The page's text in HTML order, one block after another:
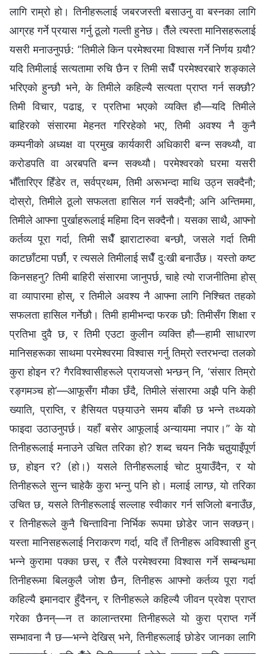
लागि राम्रो हो। तिनीहरूलाई जबरजस्ती बसाउनु वा बस्नका लागि
आग्रह गर्ने प्रयास गर्नु ठूलो गल्ती हुनेछ। तैँले त्यस्ता मानिसहरूलाई
यसरी मनाउनुपर्छ: “तिमीले किन परमेश्‍वरमा विश्‍वास गर्ने निर्णय गर्‍यौ?
यदि तिमीलाई सत्यतामा रुचि छैन र तिमी सधैँ परमेश्‍वरबारे शङ्काले
भरिएको हुन्छौ भने, के तिमीले कहिल्यै सत्यता प्राप्त गर्न सक्छौ?
तिमी विचार, पढाइ, र प्रतिभा भएको व्यक्ति हौ—यदि तिमीले
बाहिरको संसारमा मेहनत गरिरहेको भए, तिमी अवश्य नै कुनै
कम्पनीको अध्यक्ष वा प्रमुख कार्यकारी अधिकारी बन्न सक्थ्यौ, वा
करोडपति वा अरबपति बन्न सक्थ्यौ। परमेश्‍वरको घरमा यसरी
भौँतारिएर हिँडेर त, सर्वप्रथम, तिमी अरूभन्दा माथि उठ्न सक्दैनौ;
दोस्रो, तिमीले ठूलो सफलता हासिल गर्न सक्दैनौ; अनि अन्तिममा,
तिमीले आफ्ना पुर्खाहरूलाई महिमा दिन सक्दैनौ। यसका साथै, आफ्नो
कर्तव्य पूरा गर्दा, तिमी सधैँ झाराटारुवा बन्छौ, जसले गर्दा तिमी
काटछाँटमा पर्छौ, र त्यसले तिमीलाई सधैँ दुःखी बनाउँछ। यस्तो कष्ट
किनसहनु? तिमी बाहिरी संसारमा जानुपर्छ, चाहे त्यो राजनीतिमा होस्
वा व्यापारमा होस्, र तिमीले अवश्य नै आफ्ना लागि निश्चित तहको
सफलता हासिल गर्नेछौ। तिमी हामीभन्दा फरक छौ: तिमीसँग शिक्षा र
प्रतिभा दुवै छ, र तिमी एउटा कुलीन व्यक्ति हौ—हामी साधारण
मानिसहरूका साथमा परमेश्‍वरमा विश्‍वास गर्नु तिम्रो स्तरभन्दा तलको
कुरा होइन र? गैरविश्‍वासीहरूले प्रायजसो भन्छन् नि, ‘संसार तिम्रो
रङ्गमञ्च हो’—आफूसँग मौका छँदै, तिमीले संसारमा अझै पनि केही
ख्याति, प्राप्ति, र हैसियत पछ्याउने समय बाँकी छ भन्ने तथ्यको
फाइदा उठाउनुपर्छ। यहाँ बसेर आफूलाई अन्यायमा नपार।” के यो
तिनीहरूलाई मनाउने उचित तरिका हो? शब्द चयन निकै चतुर्‍याइँपूर्ण
छ, होइन र? (हो।) यसले तिनीहरूलाई चोट पुर्‍याउँदैन, र यो
तिनीहरूले सुन्न चाहेकै कुरा भन्नु पनि हो। मलाई लाग्छ, यो तरिका
उचित छ, यसले तिनीहरूलाई सल्लाह स्वीकार गर्न सजिलो बनाउँछ,
र तिनीहरूले कुनै चिन्ताविना निर्भिक रूपमा छोडेर जान सक्छन्।
यस्ता मानिसहरूलाई निराकरण गर्दा, यदि तँ तिनीहरू अविश्‍वासी हुन्
भन्ने कुरामा पक्का छस्, र तैँले परमेश्‍वरमा विश्‍वास गर्ने सम्बन्धमा
तिनीहरूमा बिलकुलै जोश छैन, तिनीहरू आफ्नो कर्तव्य पूरा गर्दा
कहिल्यै इमानदार हुँदैनन्, र तिनीहरूले कहिल्यै जीवन प्रवेश प्राप्त
गरेका छैनन्—न त कालान्तरमा तिनीहरूले यो कुरा प्राप्त गर्ने
सम्भावना नै छ—भन्ने देखिस् भने, तिनीहरूलाई छोडेर जानका लागि